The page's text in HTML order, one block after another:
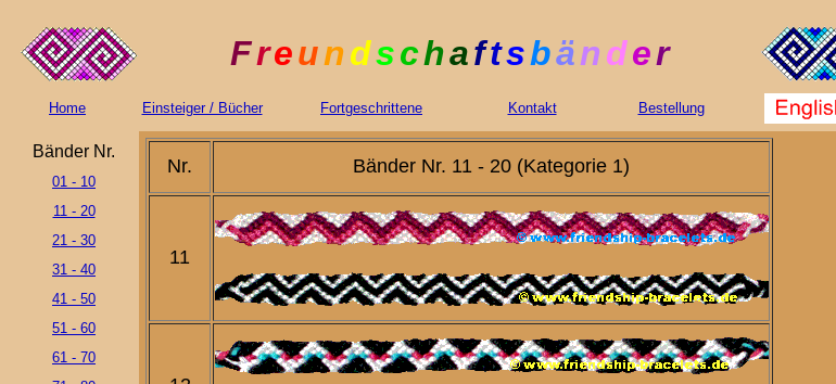
Freundschaftsbänder
Home Einsteiger / Bücher Fortgeschrittene Kontakt Bestellung
Bänder Nr.
01 - 10
11 - 20
21 - 30
31 - 40
41 - 50
51 - 60
61 - 70
Nr. Bänder Nr. 11 - 20 (Kategorie 1)
11